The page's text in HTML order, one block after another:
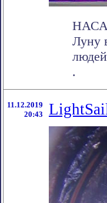
НАСА
Луну
.
11.12.2019
20:43